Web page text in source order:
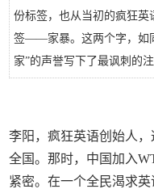
份标签，也从当初的疯狂
签——家暴。这两个字，如
家”的声誉写下了最讽刺的注
李阳，疯狂英语创始人
全国。那时，中国加入
紧密。在一个全民渴求